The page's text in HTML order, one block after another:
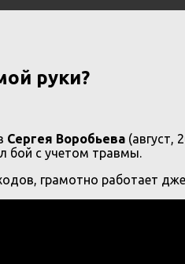
руки?
Сергея Воробьева (август,
бой с учетом травмы.
грамотно работает